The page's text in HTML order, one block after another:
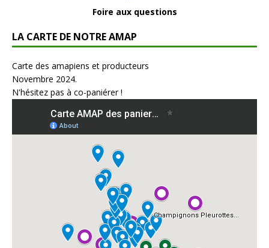
Foire aux questions
LA CARTE DE NOTRE AMAP
Carte des amapiens et producteurs
Novembre 2024.
N'hésitez pas à co-paniérer !